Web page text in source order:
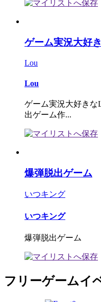
ゲーム実況大好
Lou
Lou
ゲーム実況大好きな
出ゲーム作...
爆弾脱出ゲーム
いつキング
いつキング
爆弾脱出ゲーム
フリーゲームイ